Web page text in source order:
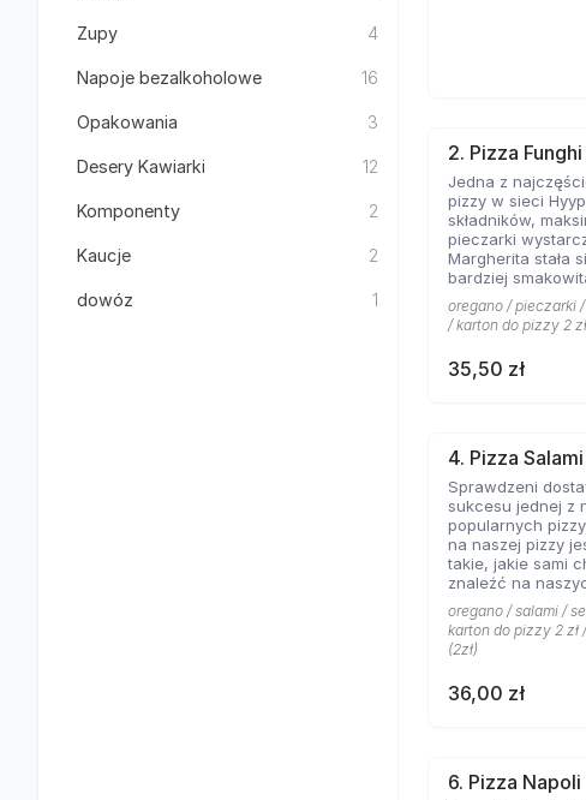
Zupy 4
Napoje bezalkoholowe 16
Opakowania 3
Desery Kawiarki 12
Komponenty 2
Kaucje 2
dowóz 1
2. Pizza Funghi
Jedna z
pizzy w sieci
składników,
pieczarki
Margherita stała
bardziej
kolejny klasyk,
pominąć w menu
włoskiej pizzerii.
oregano / pieczarki
/ karton do pizzy 2 zł
35,50 zł
4. Pizza Salami
Sprawdzeni
sukcesu jednej z
popularnych
na naszej pizzy
takie, jakie sami
znaleźć na
Aromat
salami to coś
pizzy z mięsem
obojętnie!
oregano / salami /
karton do pizzy 2
(2zł)
36,00 zł
6. Pizza Napoli